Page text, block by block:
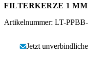
Messen
HT Plus
FILTERKERZE 1 ΜM
Artikelnummer: LT-
Jetzt